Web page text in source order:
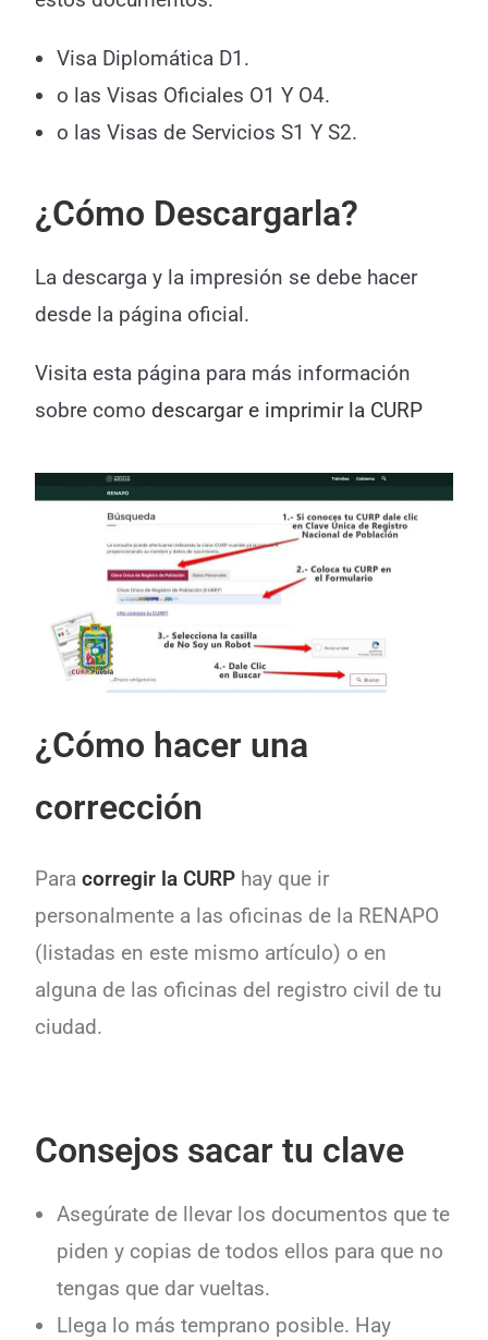
Visa Diplomática D1.
o las Visas Oficiales O1 Y O4.
o las Visas de Servicios S1 Y S2.
¿Cómo Descargarla?
La descarga y la impresión se debe hacer
desde la página oficial.
Visita esta página para más información
sobre como descargar e imprimir la CURP
¿Cómo hacer una
corrección
Paracorregir la CURP hay que ir
personalmente a las oficinas de la RENAPO
(listadas en este mismo artículo) o en
alguna de las oficinas del registro civil de tu
ciudad.
Consejos sacar tu clave
Asegúrate de llevar los documentos que te
piden y copias de todos ellos para que no
tengas que dar vueltas.
Llega lo más temprano posible. Hay